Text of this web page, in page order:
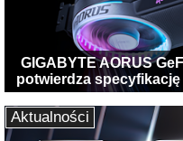
GIGABYTE AORUS
potwierdza
Aktualności